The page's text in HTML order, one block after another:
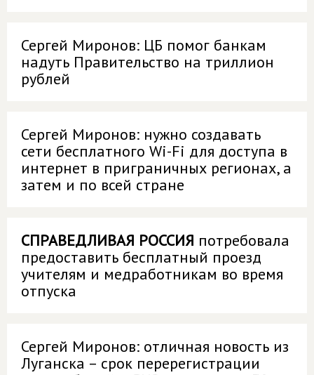
Сергей Миронов: ЦБ помог банкам
надуть Правительство на триллион
рублей
Сергей Миронов: нужно создавать
сети бесплатного Wi-Fi для доступа в
интернет в приграничных регионах, а
затем и по всей стране
СПРАВЕДЛИВАЯ РОССИЯ потребовала
предоставить бесплатный проезд
учителям и медработникам во время
отпуска
Сергей Миронов: отличная новость из
Луганска – срок перерегистрации